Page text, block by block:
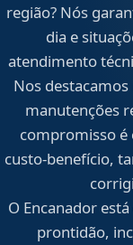
região? Nós
dia e
atendimento
Nos
manutenções
compromisso é
custo-benefício,
O Encanador
prontidão,